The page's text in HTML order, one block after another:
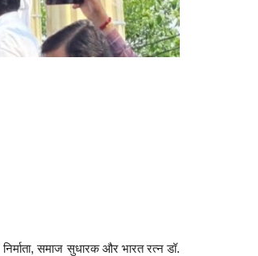
समाज सुधारक और भारत रत्न डॉ.